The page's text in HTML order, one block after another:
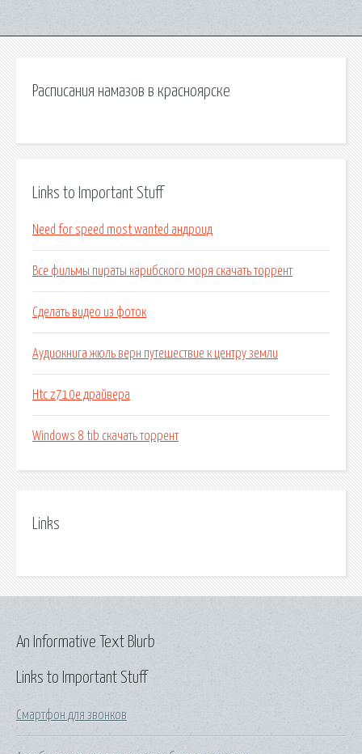
Расписания намазов в красноярске
Links to Important Stuff
Need for speed most wanted андроид
Все фильмы пираты карибского моря скачать торрент
Сделать видео из фоток
Аудиокнига жюль верн путешествие к центру земли
Htc z710e драйвера
Windows 8 tib скачать торрент
Links
Links to Important Stuff
Смартфон для звонков
An Informative Text Blurb